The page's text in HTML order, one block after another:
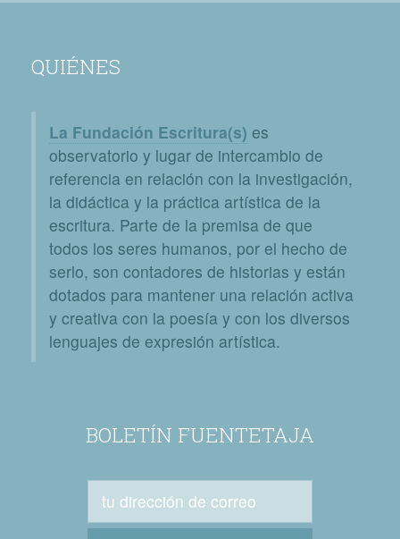
QUIÉNES
La Fundación Escritura(s) es
observatorio y lugar de intercambio de
referencia en relación con la investigación,
la didáctica y la práctica artística de la
escritura. Parte de la premisa de que
todos los seres humanos, por el hecho de
serlo, son contadores de historias y están
dotados para mantener una relación activa
y creativa con la poesía y con los diversos
lenguajes de expresión artística.
BOLETÍN FUENTETAJA